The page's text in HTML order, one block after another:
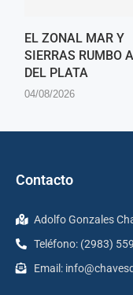
EL ZONAL MAR Y
SIERRAS RUMBO
DEL PLATA
04/08/2026
Contacto
Adolfo Gonzales
Teléfono: (2983)
Email: